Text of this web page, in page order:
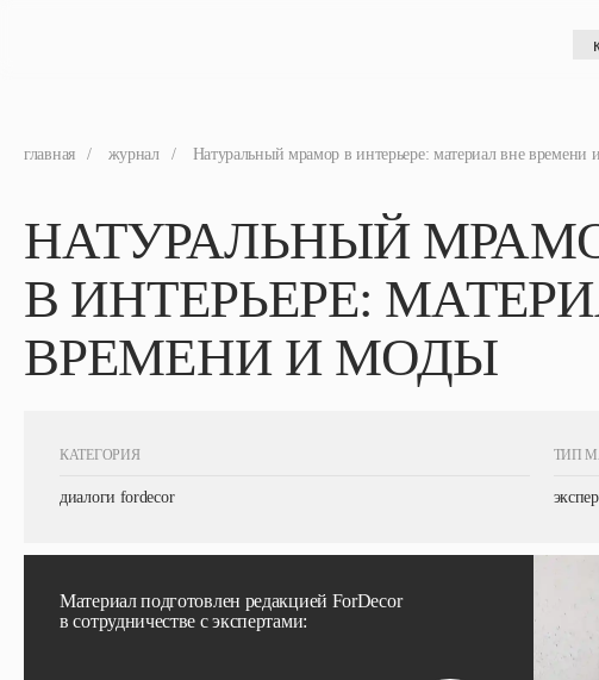
главная / журнал / Натуральный мрамор в интерьере: материал вне времени
НАТУРАЛЬНЫЙ
В ИНТЕРЬЕРЕ:
ВРЕМЕНИ И МОДЫ
КАТЕГОРИЯ
диалоги fordecor
ТИП
Материал подготовлен редакцией ForDecor
в сотрудничестве с экспертами: